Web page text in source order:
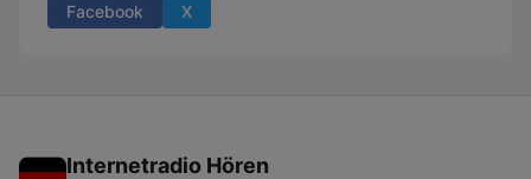
Facebook X
Internetradio Hören